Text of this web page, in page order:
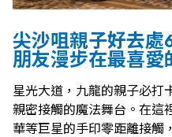
尖沙咀親子好去
朋友漫步在最喜愛
星光大道，九龍的親子必打
親密接觸的魔法舞台。在這
華等巨星的手印零距離接觸